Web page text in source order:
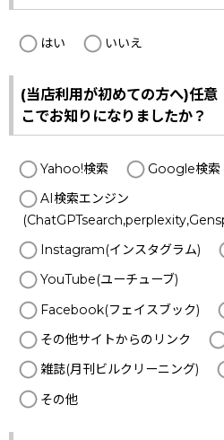
はい いいえ
(当店利用が初めての方へ)任
こでお知りになりましたか？
Yahoo!検索 Google検索
AI検索エンジン
Instagram(インスタグラム)
YouTube(ユーチューブ)
Facebook(フェイスブック)
その他サイトからのリンク
雑誌(月刊ビルクリーニング)
その他